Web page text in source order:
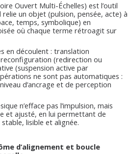
Ouvert Multi-Échelles) est l’outil
un objet (pulsion, pensée, acte) à
temps, symbolique) en
où chaque terme rétroagit sur
en découlent : translation
(redirection ou
(suspension active par
ne sont pas automatiques :
d’ancrage et de perception
n’efface pas l’impulsion, mais
et ajusté, en lui permettant de
lisible et alignée.
d’alignement et boucle